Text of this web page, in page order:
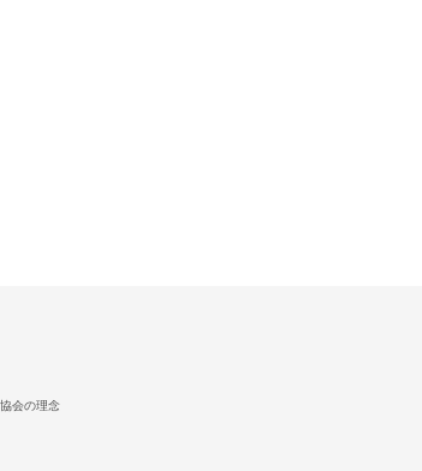
会の理念